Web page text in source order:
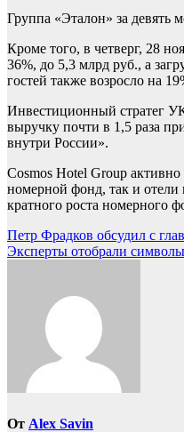
Группа «Эталон» за девять
Кроме того, в четверг, 28
36%, до 5,3 млрд руб., а
гостей также возросло на
Инвестиционный стратег
выручку почти в 1,5 раза
внутри России».
Cosmos Hotel Group
номерной фонд, так и отели
кратного роста номерного
Навигация
по
Петр Фрадков обсудил с
Эксперты отобрали
От Alex Savin